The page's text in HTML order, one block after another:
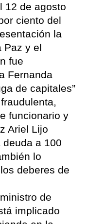
12 de agosto
ciento del
la
Paz y el
fue
Fernanda
de capitales”
funcionario y
Ariel Lijo
a 100
lo
deberes de
de
implicado